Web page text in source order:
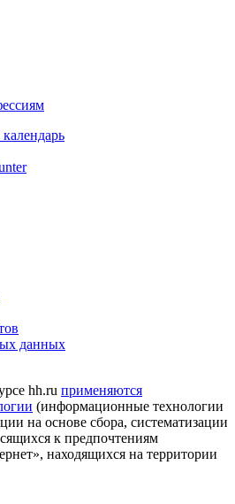
данных
hh.ru применяются
(информационные технологии
на основе сбора, систематизации
к предпочтениям
находящихся на территории